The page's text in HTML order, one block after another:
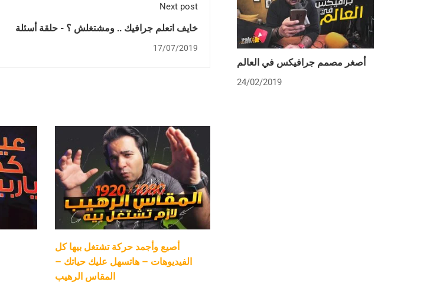
Next post
خايف اتعلم جرافيك .. ومشتغلش ؟ - حلقة أسئلة
17/07/2019
أصيع وأجمد حركة تشتغل بيها كل
الفيديوهات – هاتسهل عليك حياتك –
المقاس الرهيب
أصغر مصمم جرافيكس في العالم
24/02/2019